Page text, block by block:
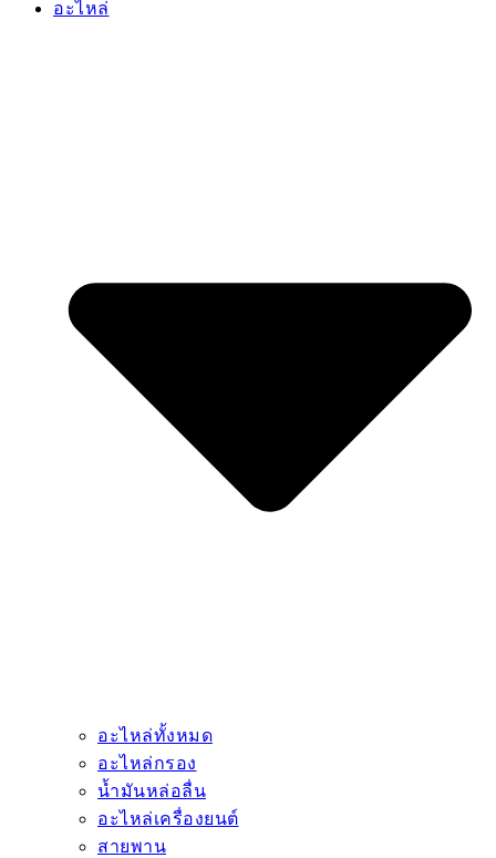
อะไหล่
อะไหล่ทั้งหมด
อะไหล่กรอง
น้ำมันหล่อลื่น
อะไหล่เครื่องยนต์
สายพาน